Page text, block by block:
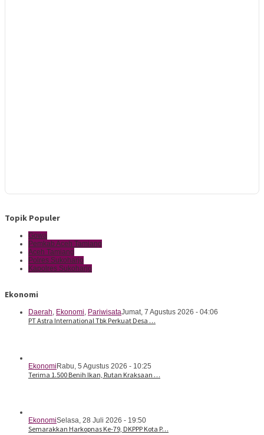
Topik Populer
Gowa
Pemkab Aceh Tamiang
Aceh Tamiang
Polres Sukoharjo
Kapolres Sukoharjo
Ekonomi
Daerah, Ekonomi, PariwisataJumat, 7 Agustus 2026 - 04:06
PT Astra International Tbk Perkuat Desa …
Ekonomi Rabu, 5 Agustus 2026 - 10:25
Terima 1.500 Benih Ikan, Rutan Kraksaan …
EkonomiSelasa, 28 Juli 2026 - 19:50
Semarakkan Harkopnas Ke-79, DKPPP Kota P…